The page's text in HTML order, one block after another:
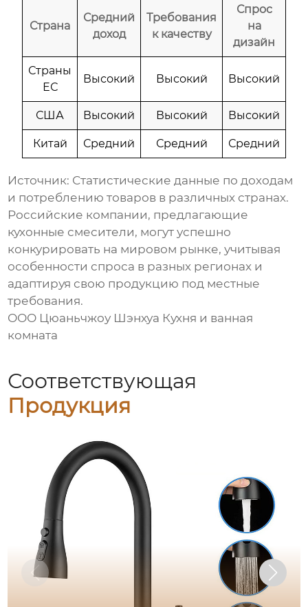
Страна
Средний
доход
Требования
к качеству
Спрос
на
дизайн
Страны
ЕС
Высокий Высокий Высокий
США Высокий Высокий Высокий
Китай Средний Средний Средний
Источник: Статистические данные по доходам
и потреблению товаров в различных странах.
Российские компании, предлагающие
кухонные смесители, могут успешно
конкурировать на мировом рынке, учитывая
особенности спроса в разных регионах и
адаптируя свою продукцию под местные
требования.
ООО Цюаньчжоу Шэнхуа Кухня и ванная
комната
Соответствующая
Продукция